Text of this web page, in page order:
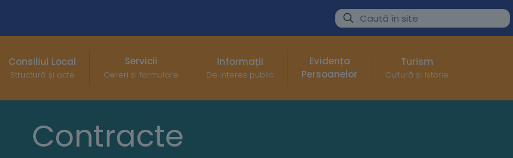
Consiliul Local
Structură și acte
Servicii
Cereri și formulare
Informații
De interes public
Evidența
Persoanelor
Turism
Cultură și Istorie
Contracte